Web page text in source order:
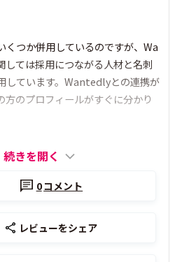
くつか併用しているのですが、Wa
ては採用につながる人材と名刺
しています。Wantedlyとの連携が
方のプロフィールがすぐに分かり
続きを開く
0コメント
レビューをシェア